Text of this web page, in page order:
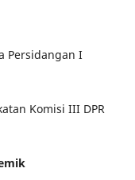
Persidangan I
Komisi III DPR